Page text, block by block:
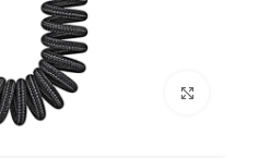
بزرگنمایی تصویر